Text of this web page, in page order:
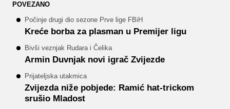
POVEZANO
Počinje drugi dio sezone Prve lige FBiH
Kreće borba za plasman u Premijer ligu
Bivši veznjak Rudara i Čelika
Armin Duvnjak novi igrač Zvijezde
Prijateljska utakmica
Zvijezda niže pobjede: Ramić hat-trickom
srušio Mladost